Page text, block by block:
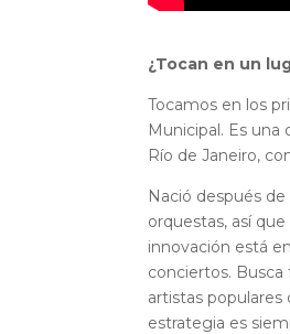
¿Tocan en un
Tocamos en los
Municipal. Es
Río de Janeiro,
Nació después
orquestas, así
innovación está
conciertos. Busca
artistas populares
estrategia es